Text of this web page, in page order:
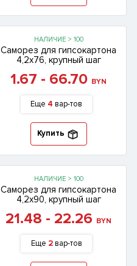
НАЛИЧИЕ > 100
Саморез для гипсокартона
4,2х76, крупный шаг
1.67 - 66.70 BYN
Еще 4 вар-тов
Купить
НАЛИЧИЕ > 100
Саморез для гипсокартона
4,2х90, крупный шаг
21.48 - 22.26 BYN
Еще 2 вар-тов